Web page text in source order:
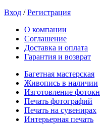
Вход /Регистрация
О компании
Соглашение
Доставка и оплата
Гарантия и возврат
Багетная мастерская
Живопись в наличии
Изготовление
Печать фотографий
Печать на сувенирах
Интерьерная печать